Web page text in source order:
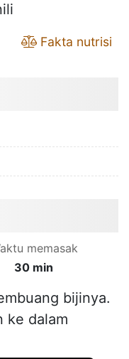
Fakta nutrisi
memasak
30 min
bijinya.
ke dalam